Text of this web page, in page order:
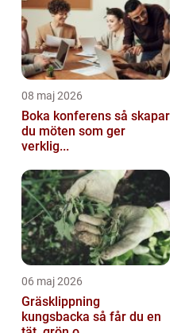
08 maj 2026
Boka konferens så skapar
du möten som ger
verklig...
06 maj 2026
Gräsklippning
kungsbacka så får du en